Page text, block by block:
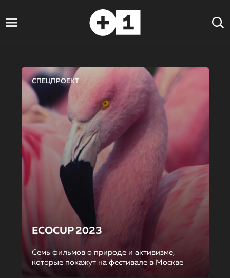
СПЕЦПРОЕКТ
ECOCUP 2023
Семь фильмов о природе и активизме,
которые покажут на фестивале в Москве